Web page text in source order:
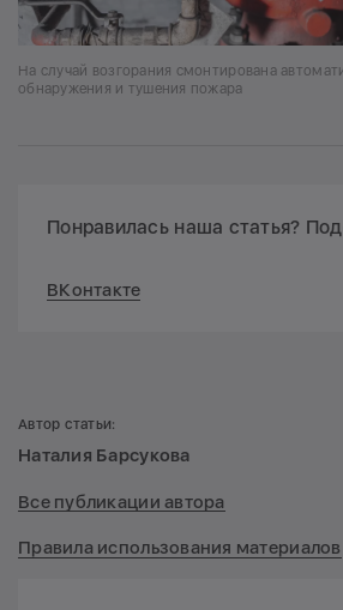
На случай возгорания смонтирована
обнаружения и тушения пожара
Понравилась наша статья?
ВКонтакте
Автор статьи:
Наталия Барсукова
Все публикации автора
Правила использования материалов